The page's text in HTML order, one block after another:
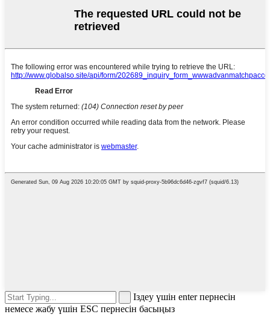
Іздеу үшін enter пернесін
немесе жабу үшін ESC пернесін басыңыз